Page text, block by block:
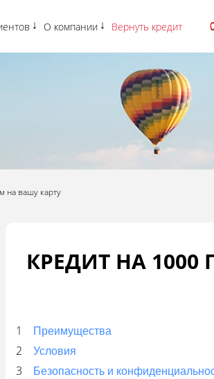
О компании Вернуть кредит
на вашу карту
КРЕДИТ НА
Преимущества
Условия
Безопасность и